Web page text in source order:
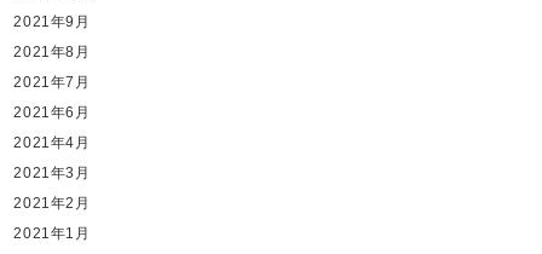
2021年9月
2021年8月
2021年7月
2021年6月
2021年4月
2021年3月
2021年2月
2021年1月